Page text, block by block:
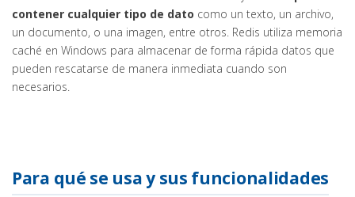
contener cualquier tipo de dato como un texto, un archivo,
un documento, o una imagen, entre otros. Redis utiliza memoria
caché en Windows para almacenar de forma rápida datos que
pueden rescatarse de manera inmediata cuando son
necesarios.
Para qué se usa y sus funcionalidades